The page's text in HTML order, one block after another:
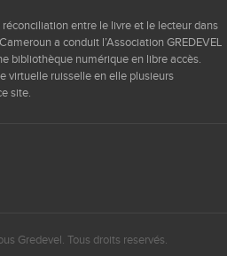
réconciliation entre le livre et le lecteur dans
a conduit l’Association GREDEVEL
bibliothèque numérique en libre accès.
virtuelle ruisselle en elle plusieurs
site.
Gredevel. Tous droits reservés.